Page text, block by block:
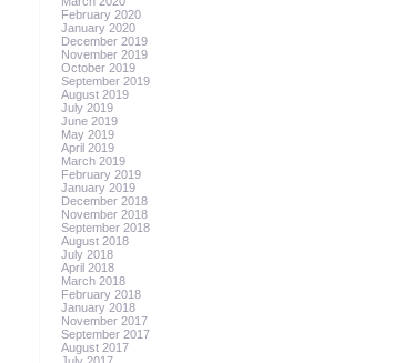
February 2020
January 2020
December 2019
November 2019
October 2019
September 2019
August 2019
July 2019
June 2019
May 2019
April 2019
March 2019
February 2019
January 2019
December 2018
November 2018
September 2018
August 2018
July 2018
April 2018
March 2018
February 2018
January 2018
November 2017
September 2017
August 2017